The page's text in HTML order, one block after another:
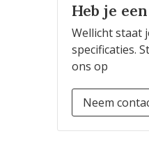
Heb je
Wellicht staat
specificaties.
ons op
Neem